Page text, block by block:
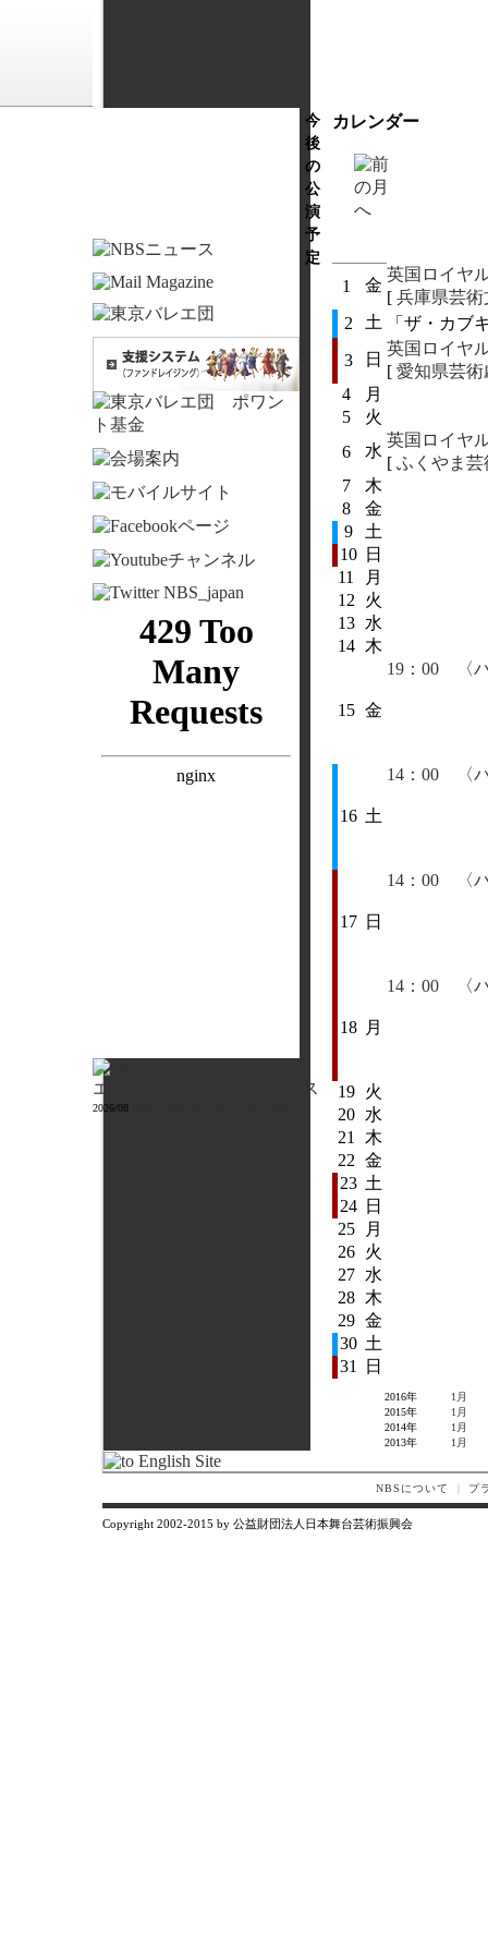
カレンダー
1 金
英国ロイヤ
[ 兵庫県芸
2
土
「ザ・カブ
3
日
英国ロイヤ
[ 愛知県芸
4
月
5
火
6
水
英国ロイヤ
[ ふくやま
7
木
8
金
9
土
10 日
11
月
12
火
13
水
14
木
15 金
19：00 〈
16 土
14：00 〈
17 日
14：00 〈
18 月
14：00 〈
19
火
20
水
21
木
22 金
23 土
24 日
25
月
26
火
27
水
28
木
29 金
30 土
31
日
2016年
1月
2015年
1月
2014年
1月
2013年
1月
今
後
の
公
演
予
定
エスプリ・ドゥ・ラ・ダンス
2026/08
NBSについて | プ
Copyright 2002-2015 by 公益財団法人日本舞台芸術振興会